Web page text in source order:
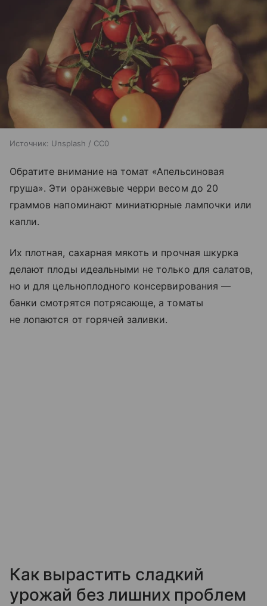
Источник: Unsplash / CC0
Обратите внимание на томат «Апельсиновая
груша». Эти оранжевые черри весом до 20
граммов напоминают миниатюрные лампочки или
капли.
Их плотная, сахарная мякоть и прочная шкурка
делают плоды идеальными не только для салатов,
но и для цельноплодного консервирования —
банки смотрятся потрясающе, а томаты
не лопаются от горячей заливки.
Как вырастить сладкий
урожай без лишних проблем